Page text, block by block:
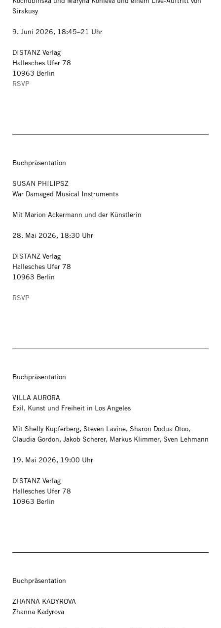
Sirakusy
9. Juni 2026, 18:45–21 Uhr
DISTANZ Verlag
Hallesches Ufer 78
10963 Berlin
RSVP
Buchpräsentation
SUSAN PHILIPSZ
War Damaged Musical Instruments
Mit Marion Ackermann und der Künstlerin
28. Mai 2026, 18:30 Uhr
DISTANZ Verlag
Hallesches Ufer 78
10963 Berlin
RSVP
Buchpräsentation
VILLA AURORA
Exil, Kunst und Freiheit in Los Angeles
Mit Shelly Kupferberg, Steven Lavine, Sharon Dodua Otoo,
Claudia Gordon, Jakob Scherer, Markus Klimmer, Sven Lehmann
19. Mai 2026, 19:00 Uhr
DISTANZ Verlag
Hallesches Ufer 78
10963 Berlin
Buchpräsentation
ZHANNA KADYROVA
Zhanna Kadyrova